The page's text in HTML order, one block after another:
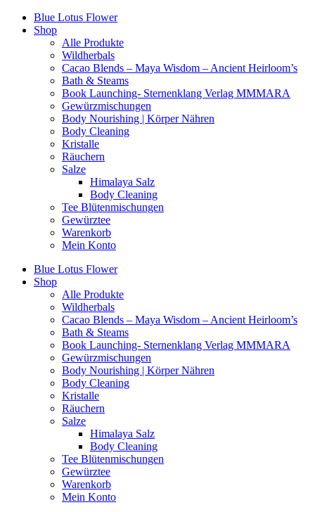
Blue Lotus Flower
Shop
Alle Produkte
Wildherbals
Cacao Blends – Maya Wisdom – Ancient Heirloom’s
Bath & Steams
Book Launching- Sternenklang Verlag MMMARA
Gewürzmischungen
Body Nourishing | Körper Nähren
Body Cleaning
Kristalle
Räuchern
Salze
Himalaya Salz
Body Cleaning
Tee Blütenmischungen
Gewürztee
Warenkorb
Mein Konto
Blue Lotus Flower
Shop
Alle Produkte
Wildherbals
Cacao Blends – Maya Wisdom – Ancient Heirloom’s
Bath & Steams
Book Launching- Sternenklang Verlag MMMARA
Gewürzmischungen
Body Nourishing | Körper Nähren
Body Cleaning
Kristalle
Räuchern
Salze
Himalaya Salz
Body Cleaning
Tee Blütenmischungen
Gewürztee
Warenkorb
Mein Konto